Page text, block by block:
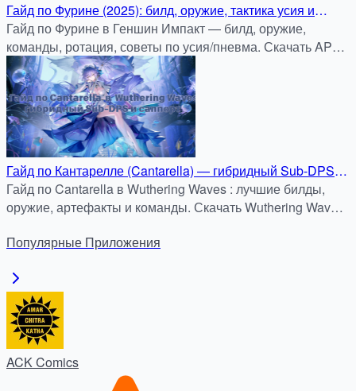
Гайд по Фурине (2025): билд, оружие, тактика усия и
пневма
Гайд по Фурине в Геншин Импакт — билд, оружие,
команды, ротация, советы по усия/пневма. Скачать APK
с бонус-кодом на apkdock.com.
Гайд по Кантарелле (Cantarella) — гибридный Sub-DPS и
саппорт в Wuthering Waves
Гайд по Cantarella в Wuthering Waves : лучшие билды,
оружие, артефакты и команды. Скачать Wuthering Waves
Популярные Приложения
ACK Comics